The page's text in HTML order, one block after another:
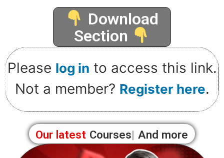
Download
Section
Please log in to access this link.
Not a member? Register here.
Our latest Courses And more